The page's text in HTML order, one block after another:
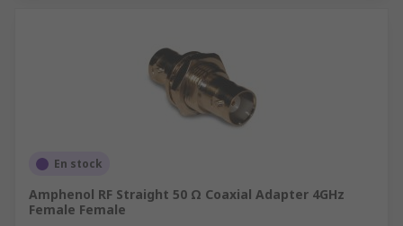
En stock
Amphenol RF Straight 50 Ω Coaxial Adapter 4GHz
Female Female